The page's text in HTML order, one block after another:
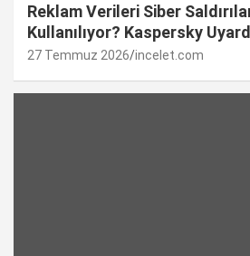
Reklam Verileri Siber
Kullanılıyor? Kaspersky
27 Temmuz 2026 incelet.com